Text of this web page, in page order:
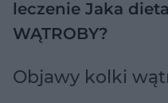
leczenie Jaka
WĄTROBY?
Objawy kolki